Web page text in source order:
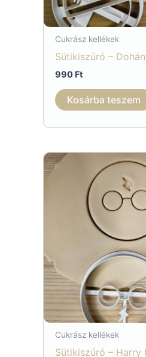
Cukrász kellékek
Sütikiszúró –
990 Ft
Kosárba teszem
Cukrász kellékek
Sütikiszúró – Harry